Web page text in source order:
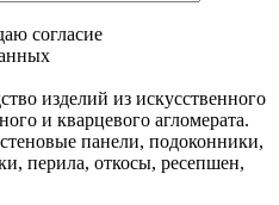
согласие
изделий из искусственного
и кварцевого агломерата.
панели, подоконники,
перила, откосы, ресепшен,